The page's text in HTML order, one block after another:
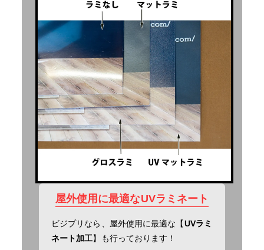
屋外使用に最適なUVラミネート
ビジプリなら、屋外使用に最適な【UVラミ
ネート加工】も行っております！